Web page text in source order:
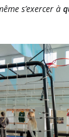
s’exercer à